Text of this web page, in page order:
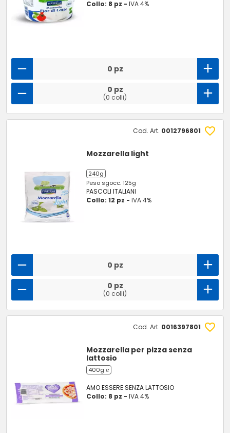
Collo: 8 pz -IVA 4%
0 pz
0 pz
(0 colli)
Cod. Art. 0012796801
Mozzarella light
240g
Peso sgocc. 125g
PASCOLI ITALIANI
Collo: 12 pz -IVA 4%
0 pz
0 pz
(0 colli)
Cod. Art. 0016397801
Mozzarella per pizza senza
lattosio
400g ℮
AMO ESSERE SENZA LATTOSIO
Collo: 8 pz -IVA 4%